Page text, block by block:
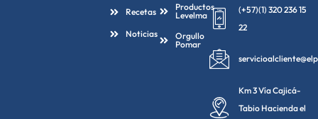
Recetas
Noticias
Productos
Levelma
Orgullo
Pomar
(+57)(1) 320 236 15
22
Km 3 Vía Cajicá-
Tabio Hacienda el